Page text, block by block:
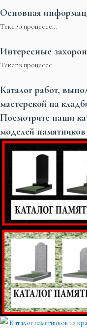
Основная
Текст в процессе…
Интересные
Текст в процессе..
Каталог работ,
мастерской на
Посмотрите наши
моделей